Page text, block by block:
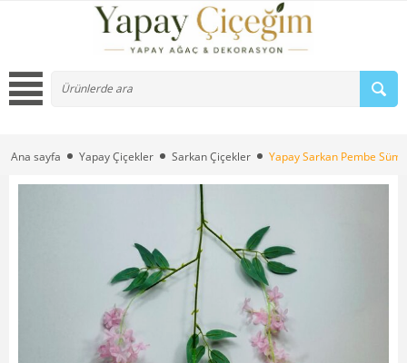
Ana sayfa Yapay Çiçekler Sarkan Çiçekler Yapay Sarkan Pembe